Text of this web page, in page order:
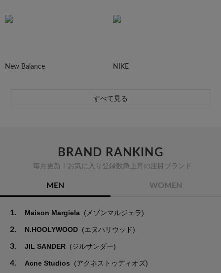
New Balance NIKE
すべて見る
BRAND RANKING
毎月更新！お気に入り登録数急上昇の注目ブランド
MEN WOMEN
1. Maison Margiela (メゾンマルジェラ)
2. N.HOOLYWOOD (エヌハリウッド)
3. JIL SANDER (ジルサンダー)
4. Acne Studios (アクネストゥディオズ)